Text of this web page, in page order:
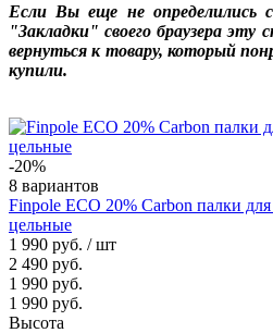
Если Вы еще не определились
"Закладки" своего браузера эту
вернуться к товару, который
купили.
-20%
8 вариантов
Finpole ECO 20% Carbon палки
цельные
1 990 руб. / шт
2 490 руб.
1 990 руб.
1 990 руб.
Высота